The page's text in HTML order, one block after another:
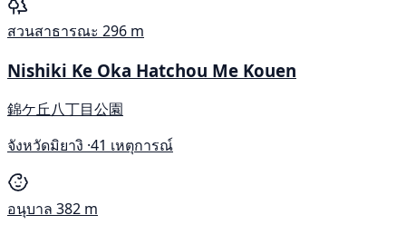
สวนสาธารณะ 296 m
Nishiki Ke Oka Hatchou Me Kouen
錦ケ丘八丁目公園
จังหวัดมิยางิ ·41 เหตุการณ์
อนุบาล 382 m